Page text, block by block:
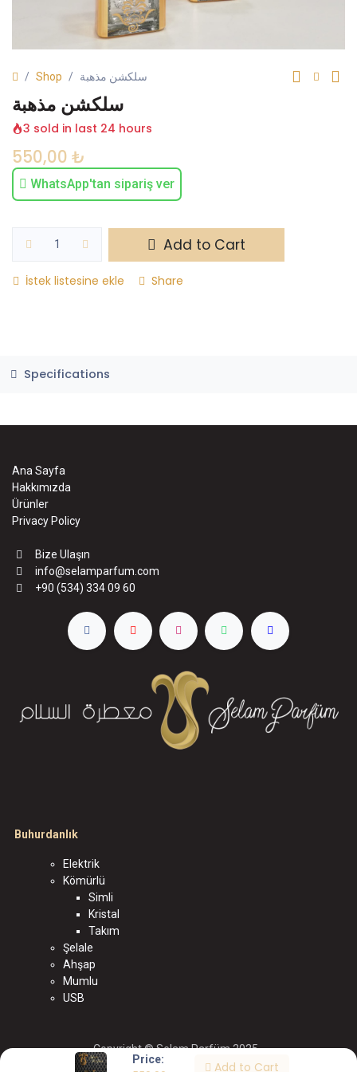
Price:
Add to Cart
Shop سلكشن مذهبة
سلكشن مذهبة
3 sold in last 24 hours
550,00 ₺
WhatsApp'tan sipariş ver
Add to Cart
İstek listesine ekle Share
Specifications
Ana Sayfa
Hakkımızda
Ürünler
Privacy Policy
Bize Ulaşın
info@selamparfum.com
+90 (534) 334 09 60
Buhurdanlık
Elektrik
Kömürlü
Simli
Kristal
Takım
Şelale
Ahşap
Mumlu
USB
Copyright © Selam Parfüm 2025
الْعَرَبيّة
English (US) | Türkçe